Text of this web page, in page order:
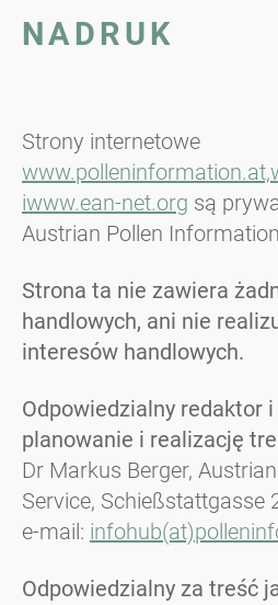
NADRUK
Strony internetowe
www.polleninformation.at,
iwww.ean-net.org są
Austrian Pollen
Strona ta nie zawiera
handlowych, ani nie
interesów handlowych.
Odpowiedzialny redaktor
planowanie i realizację
Dr Markus Berger,
Service, Schießstattgasse
e-mail:
Odpowiedzialny za treść